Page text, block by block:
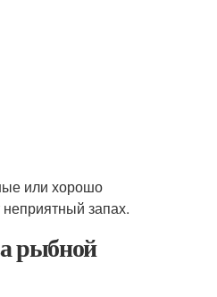
или хорошо
запах.
рыбной